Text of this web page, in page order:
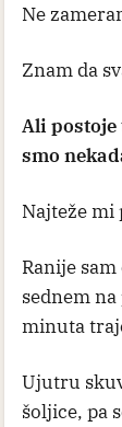
Ne
Znam da
Ali postoje
smo
Najteže mi
Ranije
sednem
minuta
Ujutru
šoljice, pa